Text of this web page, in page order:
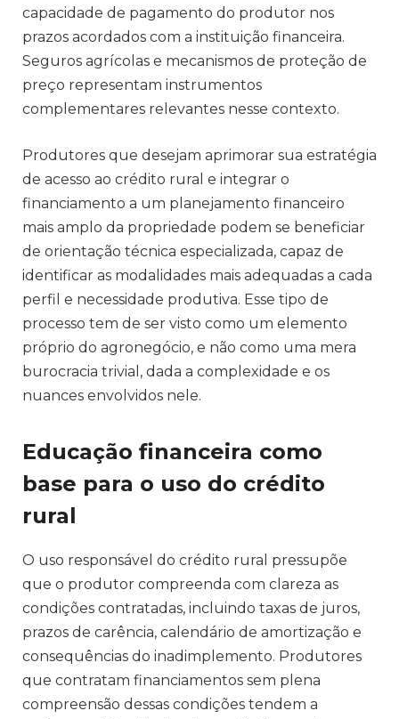
capacidade de pagamento do produtor nos
prazos acordados com a instituição financeira.
Seguros agrícolas e mecanismos de proteção de
preço representam instrumentos
complementares relevantes nesse contexto.
Produtores que desejam aprimorar sua estratégia
de acesso ao crédito rural e integrar o
financiamento a um planejamento financeiro
mais amplo da propriedade podem se beneficiar
de orientação técnica especializada, capaz de
identificar as modalidades mais adequadas a cada
perfil e necessidade produtiva. Esse tipo de
processo tem de ser visto como um elemento
próprio do agronegócio, e não como uma mera
burocracia trivial, dada a complexidade e os
nuances envolvidos nele.
Educação financeira como
base para o uso do crédito
rural
O uso responsável do crédito rural pressupõe
que o produtor compreenda com clareza as
condições contratadas, incluindo taxas de juros,
prazos de carência, calendário de amortização e
consequências do inadimplemento. Produtores
que contratam financiamentos sem plena
compreensão dessas condições tendem a